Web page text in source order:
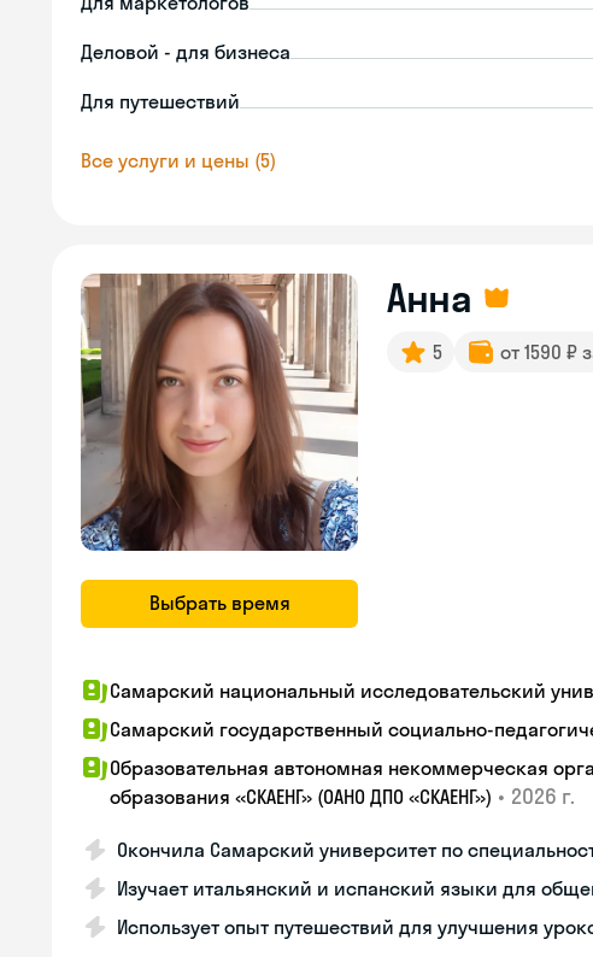
Деловой - для бизнеса
Для путешествий
Все услуги и цены (5)
Выбрать время
Анна
5 от 1590 ₽
Самарский национальный исследовательский
Самарский государственный социально-
Образовательная автономная некоммерческая
образования «СКАЕНГ» (ОАНО ДПО «СКАЕНГ») • 2026 г.
Окончила Самарский университет по
Изучает итальянский и испанский языки для
Использует опыт путешествий для улучшения